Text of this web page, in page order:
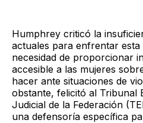
Humphrey criticó la
actuales para enfrentar
necesidad de proporcionar
accesible a las mujeres
hacer ante situaciones de
obstante, felicitó al Tribunal
Judicial de la Federación
una defensoría específica